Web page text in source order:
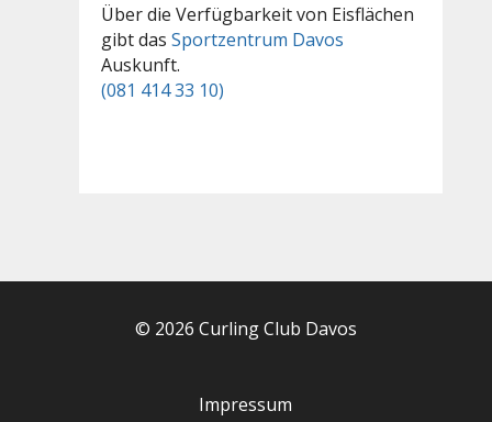
Über die Verfügbarkeit von Eisflächen
gibt das Sportzentrum Davos
Auskunft.
(081 414 33 10)
© 2026 Curling Club Davos
Impressum